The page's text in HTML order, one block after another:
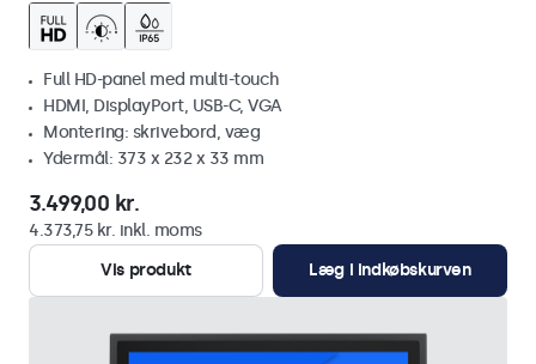
Full HD-panel med multi-touch
HDMI, DisplayPort, USB-C, VGA
Montering: skrivebord, væg
Ydermål: 373 x 232 x 33 mm
3.499,00 kr.
4.373,75 kr. inkl. moms
Vis produkt
Læg i indkøbskurven